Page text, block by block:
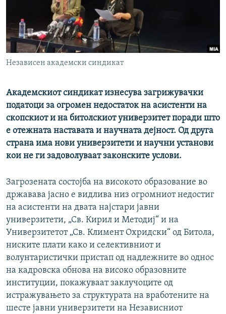
РСЕ веб страници
Независен академски синдикат
Академскиот синдикат изнесува загрижувачки
податоци за огромен недостаток на асистенти на
скопскиот и на битолскиот универзитет поради што
е отежната наставата и научната дејност. Од друга
страна има нови универзитети и научни установи
кои не ги задоволуваат законските услови.
Загрозената состојба на високото образование во
државава јасно е видлива низ огромниот недостиг
на асистенти на двата најстари јавни
универзитети, „Св. Кирил и Методиј“ и на
Универзитетот „Св. Климент Охридски“ од Битола,
ниските плати како и селективниот и
волунтаристички пристап од надлежните во однос
на кадровска обнова на високо образовните
институции, покажуваат заклучоците од
истражувањето за структурата на вработените на
шесте јавни универзитети на Независниот